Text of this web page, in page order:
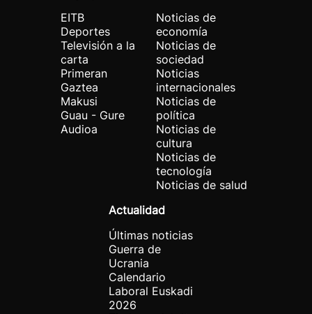
EITB
Deportes
Televisión a la
carta
Primeran
Gaztea
Makusi
Guau - Gure
Audioa
Noticias de
economía
Noticias de
sociedad
Noticias
internacionales
Noticias de
política
Noticias de
cultura
Noticias de
tecnología
Noticias de salud
Actualidad
Últimas noticias
Guerra de
Ucrania
Calendario
Laboral Euskadi
2026